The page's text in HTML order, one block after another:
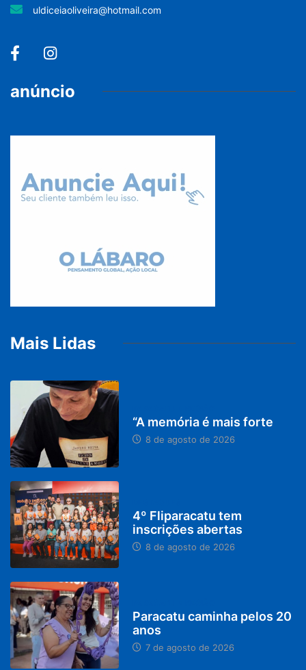
uldiceiaoliveira@hotmail.com
anúncio
Mais Lidas
“A memória é mais forte
8 de agosto de 2026
4º Fliparacatu tem
inscrições abertas
8 de agosto de 2026
Paracatu caminha pelos 20
anos
7 de agosto de 2026